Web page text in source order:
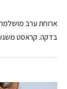
ארוחת ערב
בדקה. קראסט משגע